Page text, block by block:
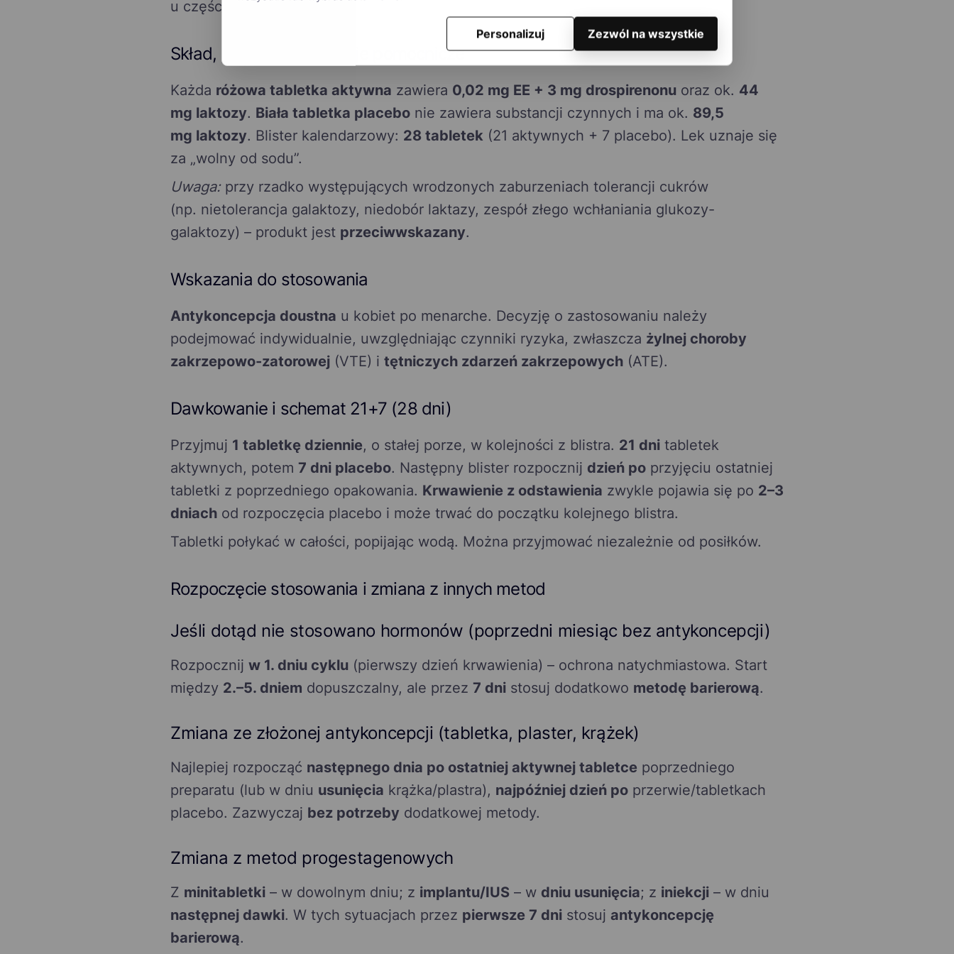
u części pacjentek.
Skład, postać i substancje pomocnicze
Każda różowa tabletka aktywna zawiera 0,02 mg EE + 3 mg drospirenonu oraz ok. 44
mg laktozy. Biała tabletka placebo nie zawiera substancji czynnych i ma ok. 89,5
mg laktozy. Blister kalendarzowy: 28 tabletek (21 aktywnych + 7 placebo). Lek uznaje się
za „wolny od sodu”.
Uwaga:przy rzadko występujących wrodzonych zaburzeniach tolerancji cukrów
(np. nietolerancja galaktozy, niedobór laktazy, zespół złego wchłaniania glukozy-
galaktozy) – produkt jest przeciwwskazany.
Wskazania do stosowania
Antykoncepcja doustna u kobiet po menarche. Decyzję o zastosowaniu należy
podejmować indywidualnie, uwzględniając czynniki ryzyka, zwłaszcza żylnej choroby
zakrzepowo-zatorowej (VTE) i tętniczych zdarzeń zakrzepowych (ATE).
Dawkowanie i schemat 21+7 (28 dni)
Przyjmuj 1 tabletkę dziennie, o stałej porze, w kolejności z blistra. 21 dni tabletek
aktywnych, potem 7 dni placebo. Następny blister rozpocznij dzień po przyjęciu ostatniej
tabletki z poprzedniego opakowania. Krwawienie z odstawienia zwykle pojawia się po 2–3
dniach od rozpoczęcia placebo i może trwać do początku kolejnego blistra.
Tabletki połykać w całości, popijając wodą. Można przyjmować niezależnie od posiłków.
Rozpoczęcie stosowania i zmiana z innych metod
Jeśli dotąd nie stosowano hormonów (poprzedni miesiąc bez antykoncepcji)
Rozpocznij w 1. dniu cyklu (pierwszy dzień krwawienia) – ochrona natychmiastowa. Start
między 2.–5. dniem dopuszczalny, ale przez 7 dni stosuj dodatkowo metodę barierową.
Zmiana ze złożonej antykoncepcji (tabletka, plaster, krążek)
Najlepiej rozpocząć następnego dnia po ostatniej aktywnej tabletce poprzedniego
preparatu (lub w dniu usunięcia krążka/plastra), najpóźniej dzień po przerwie/tabletkach
placebo. Zazwyczaj bez potrzeby dodatkowej metody.
Zmiana z metod progestagenowych
Z minitabletki – w dowolnym dniu; z implantu/IUS – w dniu usunięcia; z iniekcji – w dniu
następnej dawki. W tych sytuacjach przez pierwsze 7 dni stosuj antykoncepcję
barierową.
Personalizuj Zezwól na wszystkie